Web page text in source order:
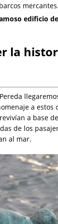
mercantes.
edificio
la
a estos
a base
de los
al mar.